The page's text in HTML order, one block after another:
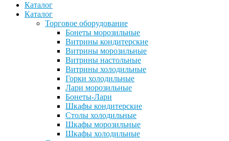
Каталог
Каталог
Торговое оборудование
Бонеты морозильные
Витрины кондитерские
Витрины морозильные
Витрины настольные
Витрины холодильные
Горки холодильные
Лари морозильные
Бонеты-Лари
Шкафы кондитерские
Столы холодильные
Шкафы морозильные
Шкафы холодильные